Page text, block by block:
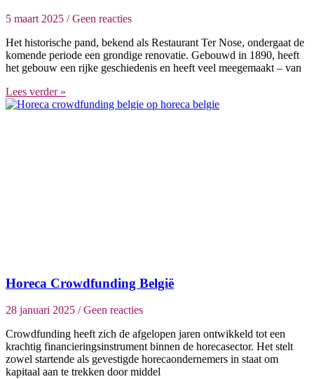
5 maart 2025 Geen reacties
Het historische pand, bekend als Restaurant Ter Nose, ondergaat de
komende periode een grondige renovatie. Gebouwd in 1890, heeft
het gebouw een rijke geschiedenis en heeft veel meegemaakt – van
Lees verder »
Horeca Crowdfunding België
28 januari 2025 Geen reacties
Crowdfunding heeft zich de afgelopen jaren ontwikkeld tot een
krachtig financieringsinstrument binnen de horecasector. Het stelt
zowel startende als gevestigde horecaondernemers in staat om
kapitaal aan te trekken door middel